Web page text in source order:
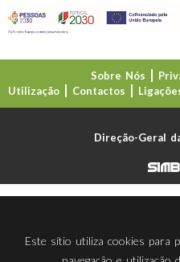
Sobre Nós
Utilização
Contactos
Direção-Geral
Este sítio utiliza cookies para